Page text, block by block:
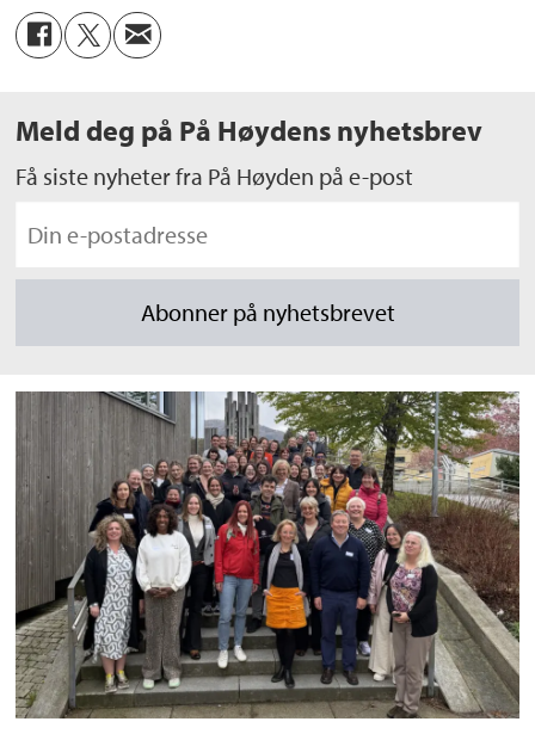
Meld deg på På Høydens nyhetsbrev
Få siste nyheter fra På Høyden på e-post